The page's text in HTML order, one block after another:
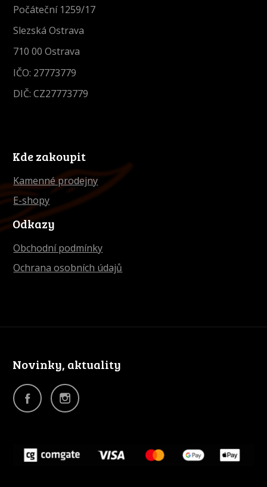
Počáteční 1259/17
Slezská Ostrava
710 00 Ostrava
IČO: 27773779
DIČ: CZ27773779
Kde zakoupit
Kamenné prodejny
E-shopy
Odkazy
Obchodní podmínky
Ochrana osobních údajů
Novinky, aktuality